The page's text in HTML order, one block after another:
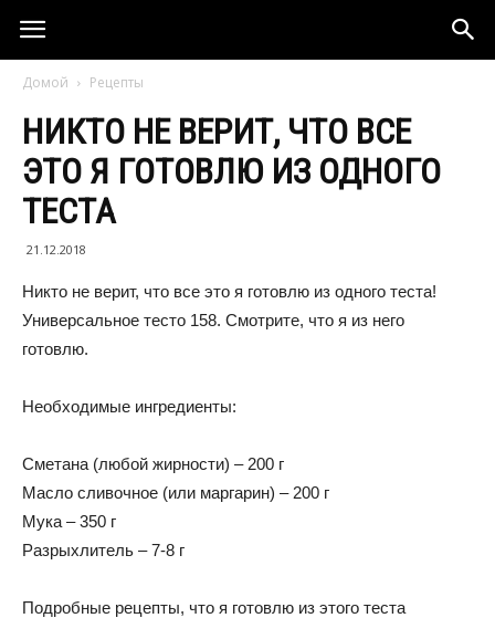
Домой Рецепты
НИКТО НЕ ВЕРИТ, ЧТО ВСЕ
ЭТО Я ГОТОВЛЮ ИЗ ОДНОГО
ТЕСТА
21.12.2018
Никто не верит, что все это я готовлю из одного теста!
Универсальное тесто 158. Смотрите, что я из него
готовлю.
Необходимые ингредиенты:
Сметана (любой жирности) – 200 г
Масло сливочное (или маргарин) – 200 г
Мука – 350 г
Разрыхлитель – 7-8 г
Подробные рецепты, что я готовлю из этого теста